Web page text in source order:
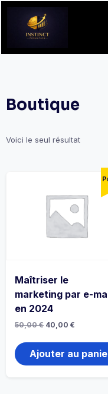
Boutique
Voici le seul résultat
Maîtriser le
marketing par e-
en 2024
50,00€ 40,00 €
Ajouter au